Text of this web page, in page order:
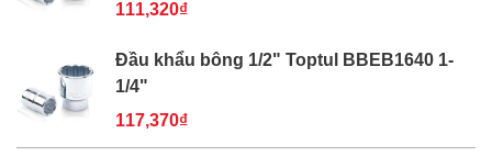
111,320₫
Đầu khẩu bông 1/2" Toptul BBEB1640 1-
1/4"
117,370₫